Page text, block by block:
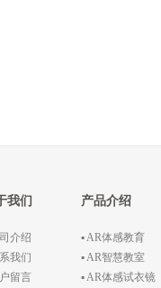
我们
介绍
我们
留言
产品介绍
▪ AR体感教育
▪ AR智慧教室
▪ AR体感试衣镜